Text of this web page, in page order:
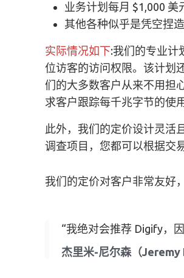
业务计划每月 $1,000 美
其他各种似乎是凭空捏
实际情况如下:我们的专业计
位访客的访问权限。该计划
们的大多数客户从来不用担
求客户跟踪每千兆字节的使
此外，我们的定价设计灵活
调查项目，您都可以根据交
我们的定价对客户非常友好
“我绝对会推荐 Digify，
杰里米-尼尔森（